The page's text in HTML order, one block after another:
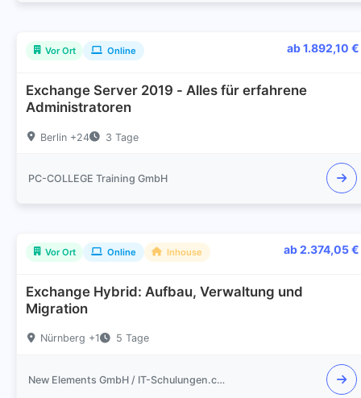
Vor Ort Online ab 1.892,10 €
Exchange Server 2019 - Alles für erfahrene
Administratoren
Berlin +24 3 Tage
PC-COLLEGE Training GmbH
Vor Ort Online Inhouse ab 2.374,05 €
Exchange Hybrid: Aufbau, Verwaltung und
Migration
Nürnberg +1 5 Tage
New Elements GmbH / IT-Schulungen.com